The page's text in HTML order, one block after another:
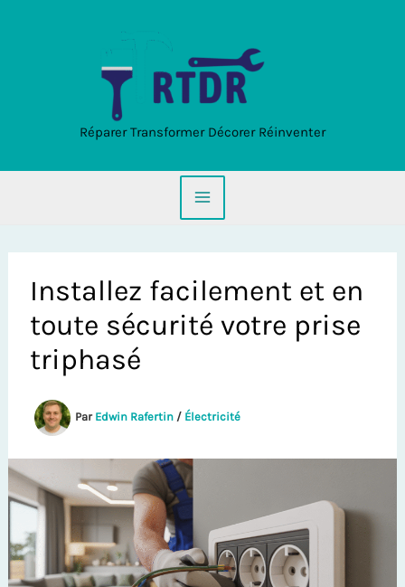
Réparer Transformer Décorer Réinventer
Installez facilement et en
toute sécurité votre prise
triphasé
Par Edwin Rafertin / Électricité